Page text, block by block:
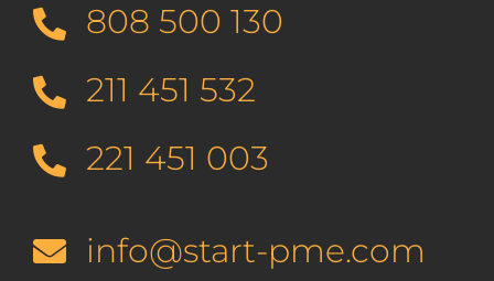
808 500 130
211 451 532
221 451 003
info@start-pme.com